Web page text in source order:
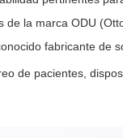
de la marca ODU
fabricante de
de pacientes,